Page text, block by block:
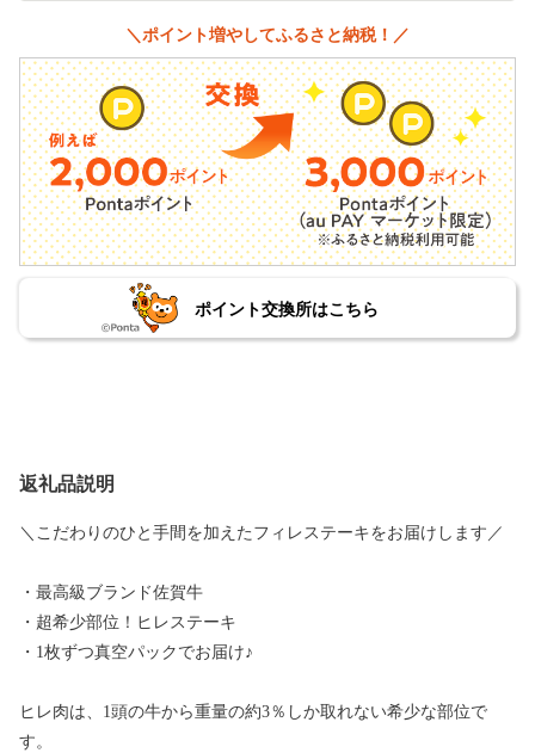
＼ポイント増やしてふるさと納税！／
ポイント交換所はこちら
返礼品説明
＼こだわりのひと手間を加えたフィレステーキをお届けします／
・最高級ブランド佐賀牛
・超希少部位！ヒレステーキ
・1枚ずつ真空パックでお届け♪
ヒレ肉は、1頭の牛から重量の約3％しか取れない希少な部位で
す。